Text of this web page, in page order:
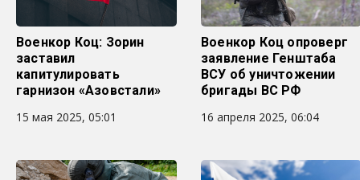
Военкор Коц: Зорин
заставил
капитулировать
гарнизон «Азовстали»
15 мая 2025, 05:01
Военкор Коц опроверг
заявление Генштаба
ВСУ об уничтожении
бригады ВС РФ
16 апреля 2025, 06:04